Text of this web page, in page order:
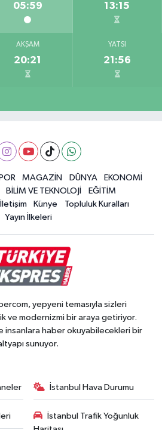
05:59 13:15
AKŞAM
20:21
YATSI
21:56
MAGAZİN DÜNYA
EKONOMİ
BİLİM VE TEKNOLOJİ
EĞİTİM
İletişim Künye
Topluluk Kuralları
Yayın İlkeleri
yepyeni temasıyla sizleri
ve modernizmi bir araya getiriyor.
insanlara haber okuyabilecekleri bir
sunuyor.
İstanbul Hava Durumu
İstanbul Trafik Yoğunluk